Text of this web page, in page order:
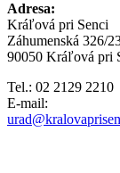
Adresa:
Kráľová pri Senci
Záhumenská 326/
90050 Kráľová pri
Tel.: 02 2129 2210
E-mail: